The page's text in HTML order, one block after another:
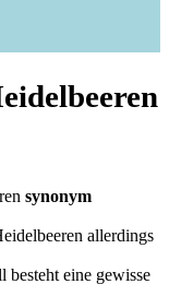
synonym
allerdings
besteht eine gewisse